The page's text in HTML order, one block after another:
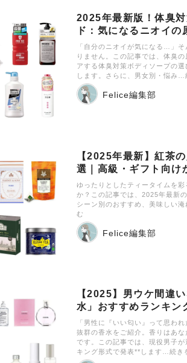
2025年最新版！体臭
ド：気になるニオイ
「自分のニオイが気になる…」
りません。この記事では、体臭
アする体臭対策ボディソープの
します。さらに、男女別・悩み…
Felice編集部
【2025年最新】紅茶
選｜高級・ギフト向け
ゆったりとしたティータイムを
か？この記事では、2025年最新
シーン別のおすすめ、美味しい
む
Felice編集部
【2025】男ウケ間違
水」おすすめランキン
「男性に『いい匂い』って思わ
抜群の香水をご紹介。香りはあ
です。この記事では、現役男子
キング形式で発表**します…続き